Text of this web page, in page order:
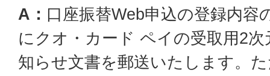
A： 口座振替Web申込の登録内容
にクオ・カード ペイの受取用2
知らせ文書を郵送いたします。